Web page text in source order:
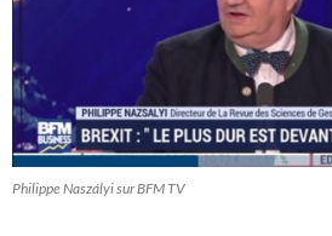
Philippe Naszályi sur BFM TV